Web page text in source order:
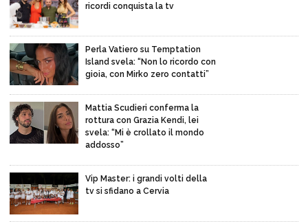
ricordi conquista la tv
Perla Vatiero su Temptation
Island svela: “Non lo ricordo con
gioia, con Mirko zero contatti”
Mattia Scudieri conferma la
rottura con Grazia Kendi, lei
svela: “Mi è crollato il mondo
addosso”
Vip Master: i grandi volti della
tv si sfidano a Cervia